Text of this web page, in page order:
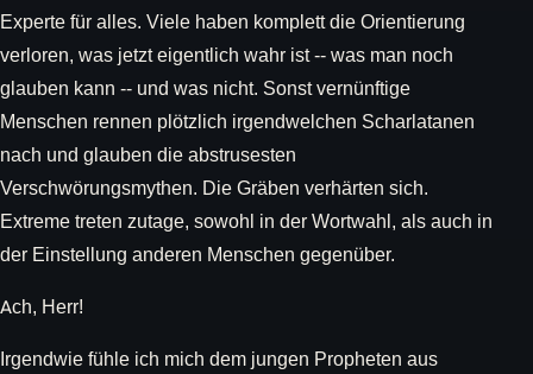
Experte für alles. Viele haben komplett die Orientierung
verloren, was jetzt eigentlich wahr ist -- was man noch
glauben kann -- und was nicht. Sonst vernünftige
Menschen rennen plötzlich irgendwelchen Scharlatanen
nach und glauben die abstrusesten
Verschwörungsmythen. Die Gräben verhärten sich.
Extreme treten zutage, sowohl in der Wortwahl, als auch in
der Einstellung anderen Menschen gegenüber.
Ach, Herr!
Irgendwie fühle ich mich dem jungen Propheten aus